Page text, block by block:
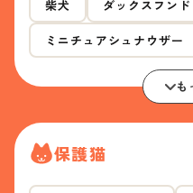
柴犬 ダックスフンド
ミニチュアシュナウザー
も
保護猫